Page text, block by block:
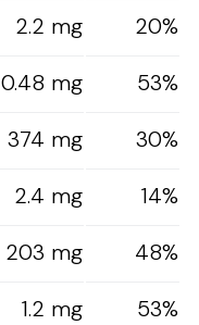
2.2 mg
20%
0.48 mg
53%
374 mg
30%
2.4 mg
14%
203 mg
48%
1.2 mg
53%